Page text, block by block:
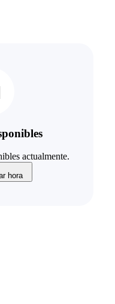
actualmente.
hora